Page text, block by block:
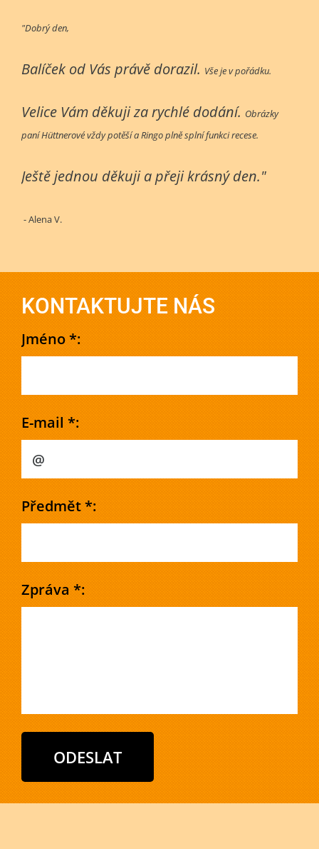
"Dobrý den,
Balíček od Vás právě dorazil. Vše je v pořádku.
Velice Vám děkuji za rychlé dodání. Obrázky
paní Hüttnerové vždy potěší a Ringo plně splní funkci recese.
Ještě jednou děkuji a přeji krásný den."
- Alena V.
KONTAKTUJTE NÁS
Jméno *:
E-mail *:
Předmět *:
Zpráva *: